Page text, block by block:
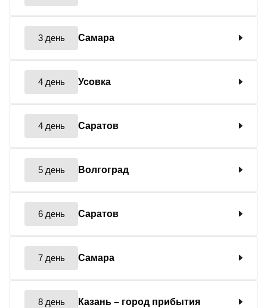
3 день Самара
4 день Усовка
4 день Саратов
5 день Волгоград
6 день Саратов
7 день Самара
8 день Казань – город прибытия